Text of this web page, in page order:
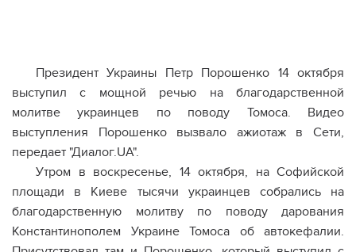
Президент Украины Петр Порошенко 14 октября
выступил с мощной речью на благодарственной
молитве украинцев по поводу Томоса. Видео
выступления Порошенко вызвало ажиотаж в Сети,
передает "Диалог.UA".
Утром в воскресенье, 14 октября, на Софийской
площади в Киеве тысячи украинцев собрались на
благодарственную молитву по поводу дарования
Константинополем Украине Томоса об автокефалии.